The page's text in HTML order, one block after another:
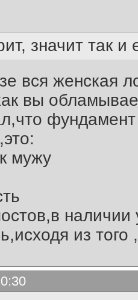
значит так
вся женская
вы
мужу
наличии
из того